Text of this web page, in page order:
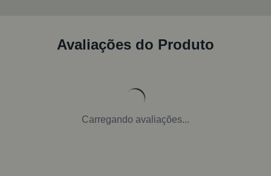
Avaliações do Produto
Carregando avaliações...